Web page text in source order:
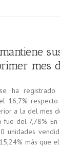
mes
ha registrado
16,7%
a la del mes
fue del 7,78%.
unidades
más que